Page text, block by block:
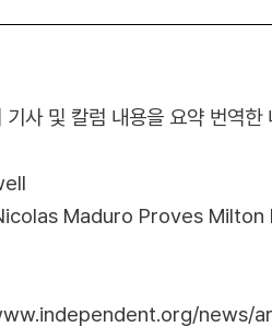
사 및 칼럼 내용을 요약 번역한
Maduro Proves
news/